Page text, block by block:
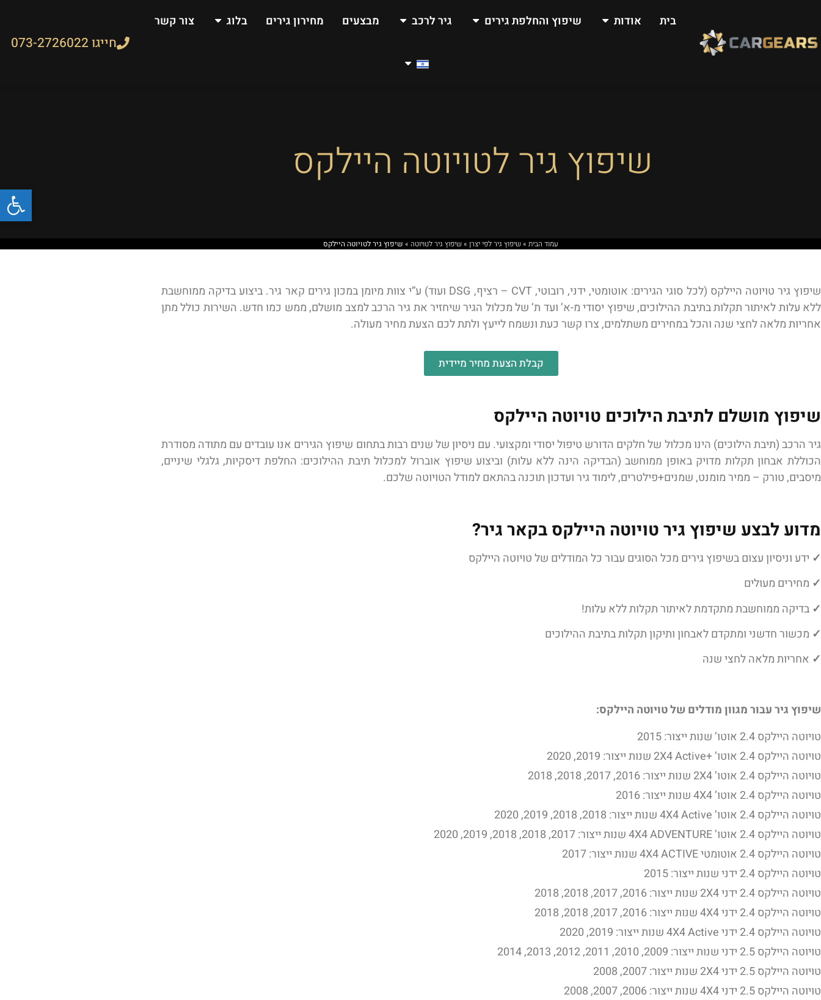
בית אודות שיפוץ והחלפת גירים גיר לרכב מבצעים מחירון גירים בלוג צור קשר
חייגו 073-2726022
שיפוץ גיר לטויוטה היילקס
עמוד הבית »שיפוץ גיר לפי יצרן »שיפוץ גיר לטויוטה » שיפוץ גיר לטויוטה היילקס
שיפוץ גיר טויוטה היילקס (לכל סוגי הגירים: אוטומטי, ידני, רובוטי, CVT – רציף, DSG ועוד) ע”י צוות מיומן במכון גירים קאר גיר. ביצוע בדיקה ממוחשבת
ללא עלות לאיתור תקלות בתיבת ההילוכים, שיפוץ יסודי מ-א’ ועד ת’ של מכלול הגיר שיחזיר את גיר הרכב למצב מושלם, ממש כמו חדש. השירות כולל מתן
אחריות מלאה לחצי שנה והכל במחירים משתלמים, צרו קשר כעת ונשמח לייעץ ולתת לכם הצעת מחיר מעולה.
קבלת הצעת מחיר מיידית
שיפוץ מושלם לתיבת הילוכים טויוטה היילקס
גיר הרכב (תיבת הילוכים) הינו מכלול של חלקים הדורש טיפול יסודי ומקצועי. עם ניסיון של שנים רבות בתחום שיפוץ הגירים אנו עובדים עם מתודה מסודרת
הכוללת אבחון תקלות מדויק באופן ממוחשב (הבדיקה הינה ללא עלות) וביצוע שיפוץ אוברול למכלול תיבת ההילוכים: החלפת דיסקיות, גלגלי שיניים,
מיסבים, טורק – ממיר מומנט, שמנים+פילטרים, לימוד גיר ועדכון תוכנה בהתאם למודל הטויוטה שלכם.
מדוע לבצע שיפוץ גיר טויוטה היילקס בקאר גיר?
✓ ידע וניסיון עצום בשיפוץ גירים מכל הסוגים עבור כל המודלים של טויוטה היילקס
✓ מחירים מעולים
✓ בדיקה ממוחשבת מתקדמת לאיתור תקלות ללא עלות!
✓ מכשור חדשני ומתקדם לאבחון ותיקון תקלות בתיבת ההילוכים
✓ אחריות מלאה לחצי שנה
שיפוץ גיר עבור מגוון מודלים של טויוטה היילקס:
טויוטה היילקס 2.4 אוטו’ שנות ייצור: 2015
טויוטה היילקס 2.4 אוטו’ +2X4 Active שנות ייצור: 2019, 2020
טויוטה היילקס 2.4 אוטו’ 2X4 שנות ייצור: 2016, 2017, 2018, 2018
טויוטה היילקס 2.4 אוטו’ 4X4 שנות ייצור: 2016
טויוטה היילקס 2.4 אוטו’ 4X4 Active שנות ייצור: 2018, 2018, 2019, 2020
טויוטה היילקס 2.4 אוטו’ 4X4 ADVENTURE שנות ייצור: 2017, 2018, 2018, 2019, 2020
טויוטה היילקס 2.4 אוטומטי 4X4 ACTIVE שנות ייצור: 2017
טויוטה היילקס 2.4 ידני שנות ייצור: 2015
טויוטה היילקס 2.4 ידני 2X4 שנות ייצור: 2016, 2017, 2018, 2018
טויוטה היילקס 2.4 ידני 4X4 שנות ייצור: 2016, 2017, 2018, 2018
טויוטה היילקס 2.4 ידני 4X4 Active שנות ייצור: 2019, 2020
טויוטה היילקס 2.5 ידני שנות ייצור: 2009, 2010, 2011, 2012, 2013, 2014
טויוטה היילקס 2.5 ידני 2X4 שנות ייצור: 2007, 2008
טויוטה היילקס 2.5 ידני 4X4 שנות ייצור: 2006, 2007, 2008